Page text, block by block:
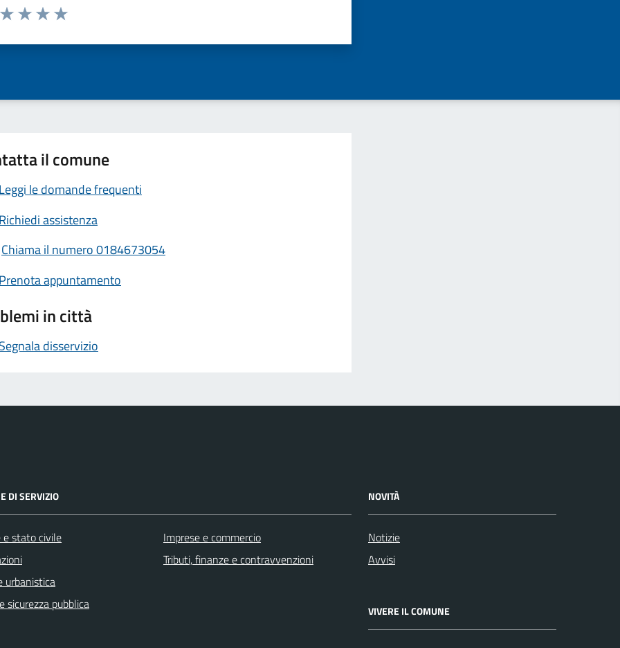
da 1 a 5 stelle la pagina
il comune
Leggi le domande frequenti
Richiedi assistenza
Chiama il numero 0184673054
Prenota appuntamento
in città
Segnala disservizio
DI SERVIZIO
e stato civile
urbanistica
sicurezza pubblica
Imprese e commercio
Tributi, finanze e contravvenzioni
NOVITÀ
Notizie
Avvisi
VIVERE IL COMUNE